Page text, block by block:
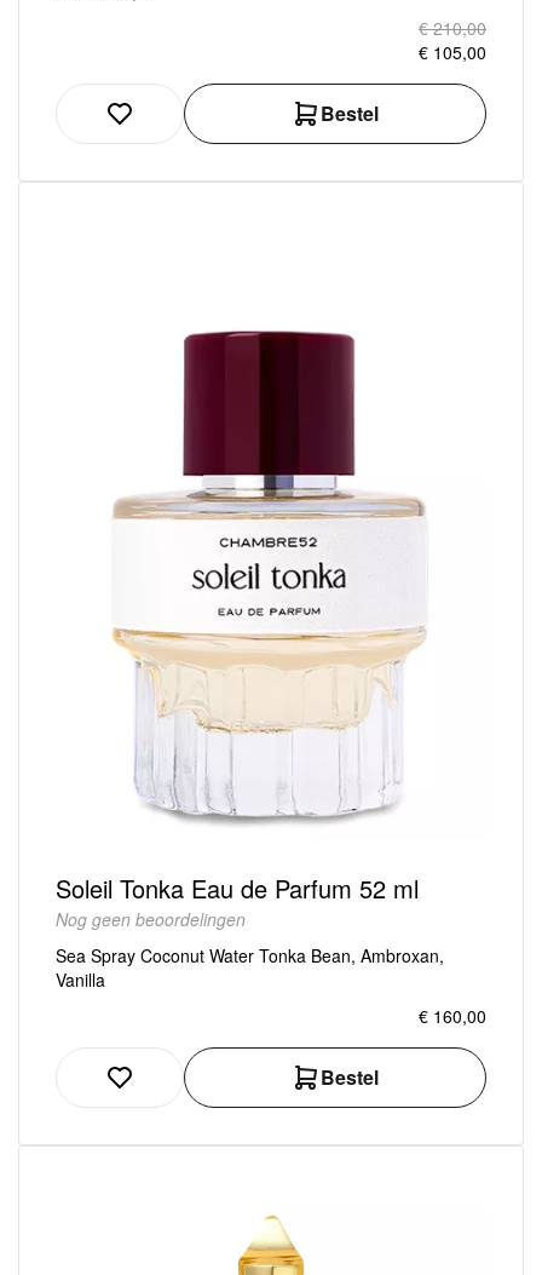
€ 210,00
€ 105,00
Bestel
Soleil Tonka Eau de Parfum 52 ml
Nog geen beoordelingen
Sea Spray Coconut Water Tonka Bean, Ambroxan,
Vanilla
€ 160,00
Bestel